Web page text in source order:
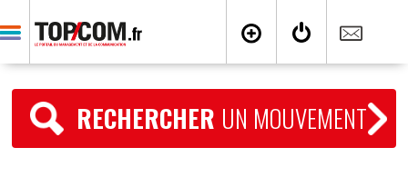
RECHERCHER UN MOUVEMENT